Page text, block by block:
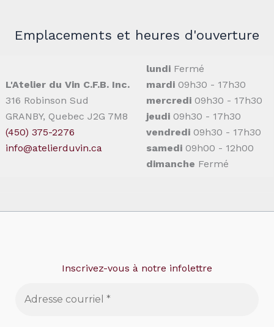
Emplacements et heures d'ouverture
L'Atelier du Vin C.F.B. Inc.
316 Robinson Sud
GRANBY, Quebec J2G 7M8
(450) 375-2276
info@atelierduvin.ca
lundi Fermé
mardi 09h30 - 17h30
mercredi 09h30 - 17h30
jeudi 09h30 - 17h30
vendredi 09h30 - 17h30
samedi 09h00 - 12h00
dimanche Fermé
Inscrivez-vous à notre infolettre